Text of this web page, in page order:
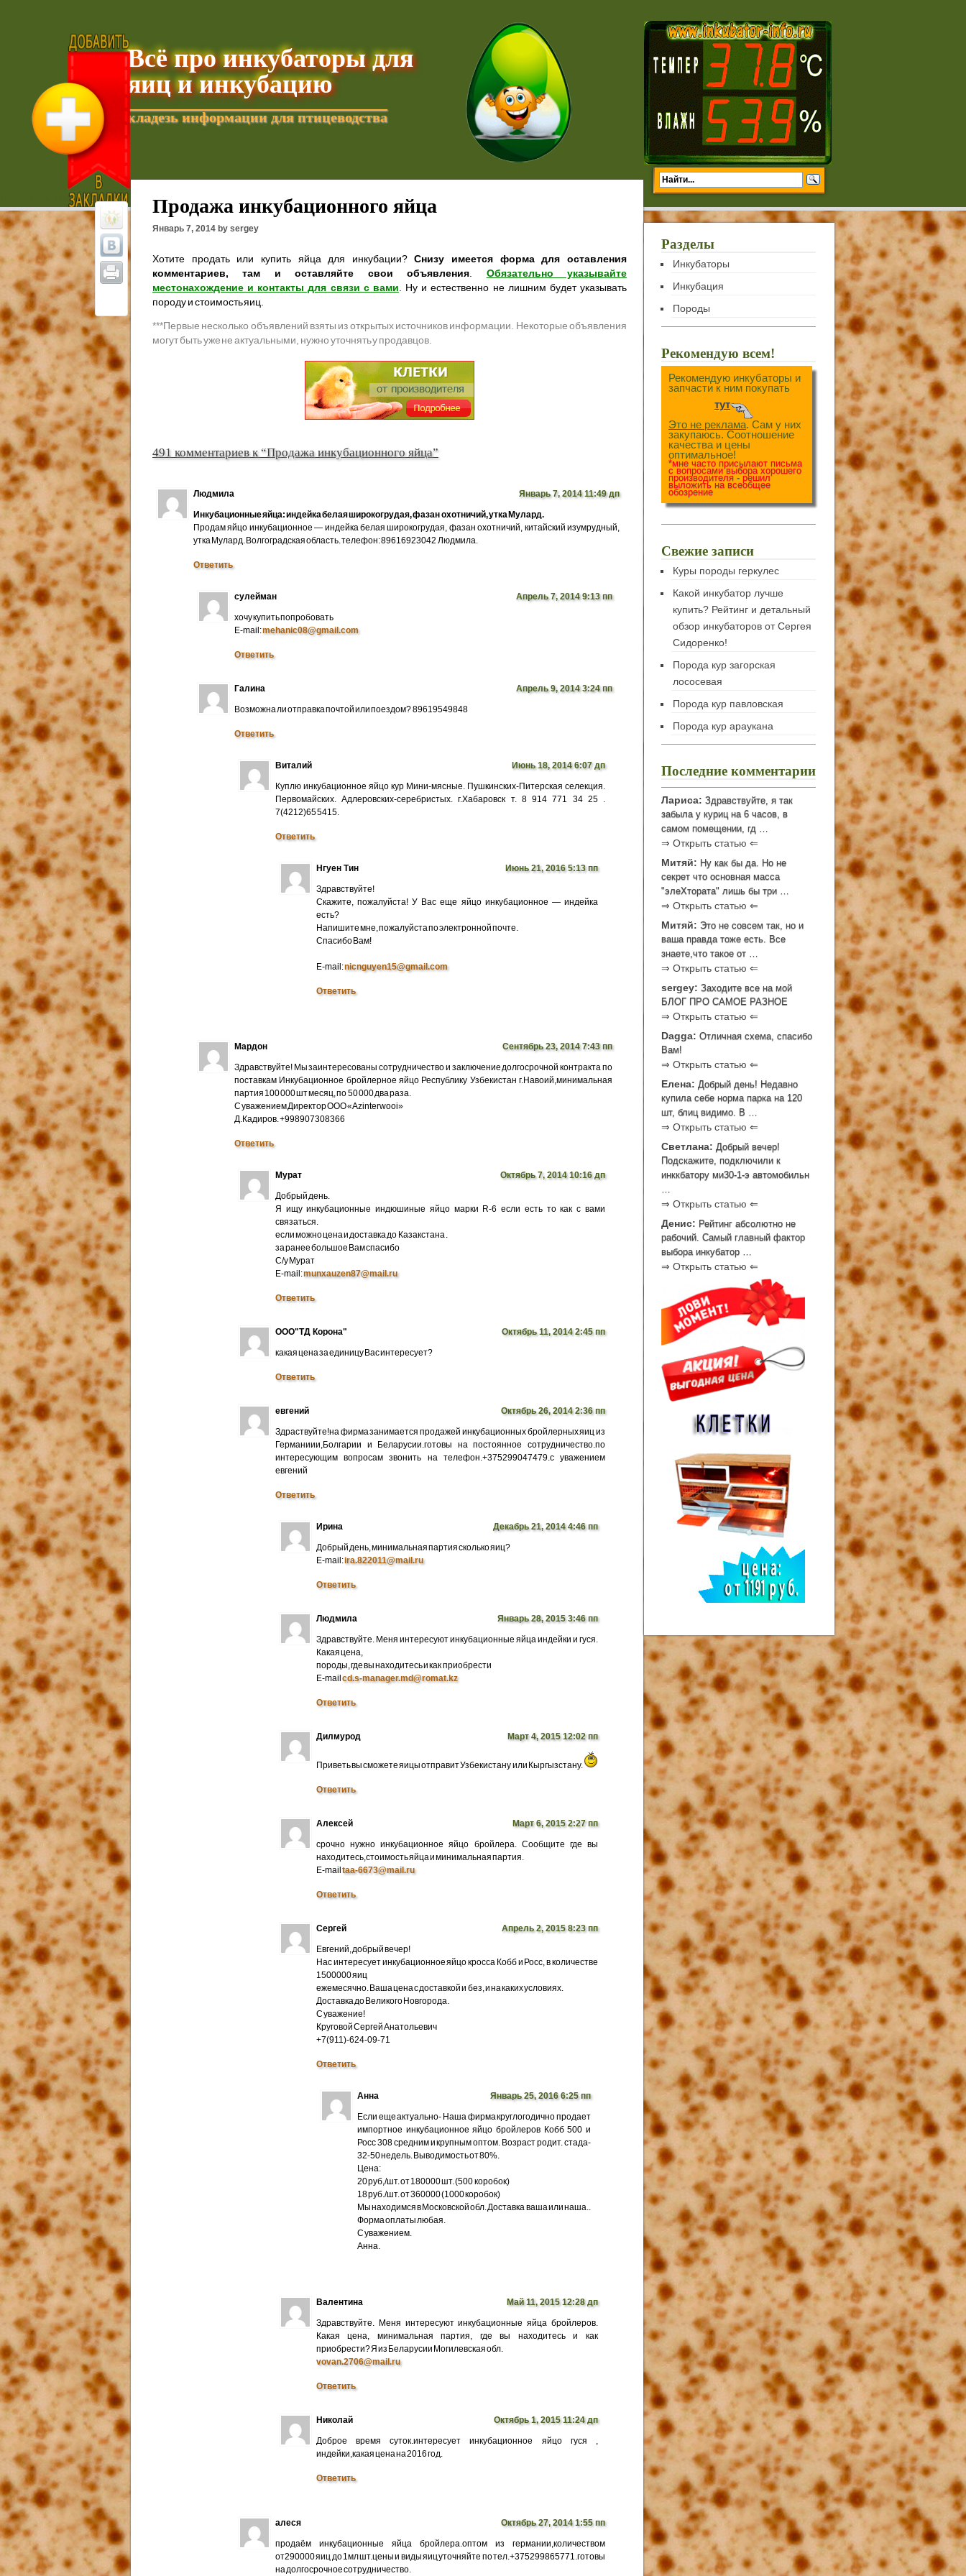
Всё про инкубаторы для
яиц и инкубацию
кладезь информации для птицеводства
Добавить текущую страницу в ИзбранноеПродажа инкубационного яйца
Январь 7, 2014 by sergey
Хотите продать или купить яйца для инкубации?Снизу имеется форма для оставления
комментариев, там и оставляйте свои объявления
Обязательно указывайте
местонахождение и контакты для связи с вами . Ну и естественно не лишним будет указывать
породу и стоимость яиц.
***Первые несколько объявлений взяты из открытых источников информации. Некоторые объявления
могут быть уже не актуальными, нужно уточнять у продавцов.
491 комментариев к “Продажа инкубационного яйца”
Людмила Январь 7, 2014 11:49 дп
Инкубационные яйца: индейка белая широкогрудая, фазан охотничий, утка Мулард.
Продам яйцо инкубационное — индейка белая широкогрудая, фазан охотничий, китайский изумрудный,
утка Мулард. Волгоградская область. телефон: 89616923042 Людмила.
Ответить
сулейман Апрель 7, 2014 9:13 пп
хочу купить попробовать
E-mail:mehanic08@gmail.com
Ответить
Галина Апрель 9, 2014 3:24 пп
Возможна ли отправка почтой или поездом? 89619549848
Ответить
Виталий Июнь 18, 2014 6:07 дп
Куплю инкубационное яйцо кур Мини-мясные. Пушкинских-Питерская селекция.
Первомайских. Адлеровских-серебристых. г.Хабаровск т. 8 914 771 34 25 .
7(4212)65 5415.
Ответить
Нгуен Тин Июнь 21, 2016 5:13 пп
Здравствуйте!
Скажите, пожалуйста! У Вас еще яйцо инкубационное — индейка
есть?
Напишите мне, пожалуйста по электронной почте.
Cпасибо Вам!
E-mail:nicnguyen15@gmail.com
Ответить
Мардон Сентябрь 23, 2014 7:43 пп
Здравствуйте! Мы заинтересованы сотрудничество и заключение долгосрочной контракта по
поставкам Инкубационное бройлерное яйцо Республику Узбекистан г.Навоий,минимальная
партия 100 000 шт месяц, по 50 000 два раза.
С уважением Директор ООО «Azinterwooi»
Д.Кадиров. +998907308366
Ответить
Мурат Октябрь 7, 2014 10:16 дп
Добрый день.
Я ищу инкубационные индюшиные яйцо марки R-6 если есть то как с вами
связаться.
если можно цена и доставка до Казакстана .
за ранее большое Вам спасибо
С/у Мурат
E-mail:munxauzen87@mail.ru
Ответить
ООО"ТД Корона" Октябрь 11, 2014 2:45 пп
какая цена за единицу Вас интересует?
Ответить
евгений Октябрь 26, 2014 2:36 пп
Здраствуйте!на фирма занимается продажей инкубационных бройлерных яиц из
Германиии,Болгарии и Беларусии.готовы на постоянное сотрудничество.по
интересующим вопросам звонить на телефон.+375299047479.с уважением
евгений
Ответить
Ирина Декабрь 21, 2014 4:46 пп
Добрый день, минимальная партия сколько яиц?
E-mail:ira.822011@mail.ru
Ответить
Людмила Январь 28, 2015 3:46 пп
Здравствуйте. Меня интересуют инкубационные яйца индейки и гуся.
Какая цена,
породы, где вы находитесь и как приобрести
E-mailcd.s-manager.md@romat.kz
Ответить
Дилмурод Март 4, 2015 12:02 пп
Приветь вы сможете яицы отправит Узбекистану или Кыргызстану.
Ответить
Алексей Март 6, 2015 2:27 пп
срочно нужно инкубационное яйцо бройлера. Сообщите где вы
находитесь,стоимость яйца и минимальная партия.
E-mailtaa-6673@mail.ru
Ответить
Сергей Апрель 2, 2015 8:23 пп
Евгений, добрый вечер!
Нас интересует инкубационное яйцо кросса Кобб и Росс, в количестве
1500000 яиц
ежемесячно. Ваша цена с доставкой и без, и на каких условиях.
Доставка до Великого Новгорода.
С уважение!
Круговой Сергей Анатольевич
+7(911)-624-09-71
Ответить
Анна Январь 25, 2016 6:25 пп
Если еще актуально- Наша фирма круглогодично продает
импортное инкубационное яйцо бройлеров Кобб 500 и
Росс 308 средним и крупным оптом. Возраст родит. стада-
32-50 недель. Выводимость от 80%.
Цена:
20 руб,/шт. от 180000 шт. (500 коробок)
18 руб./шт. от 360000 (1000 коробок)
Мы находимся в Московской обл. Доставка ваша или наша..
Форма оплаты любая.
С уважением.
Анна.
Валентина Май 11, 2015 12:28 дп
Здравствуйте. Меня интересуют инкубационные яйца бройлеров.
Какая цена, минимальная партия, где вы находитесь и как
приобрести? Я из Беларусии Могилевская обл.
vovan.2706@mail.ru
Ответить
Николай Октябрь 1, 2015 11:24 дп
Доброе время суток.интересует инкубационное яйцо гуся ,
индейки,какая цена на 2016 год.
Ответить
алеся Октябрь 27, 2014 1:55 пп
продаём инкубационные яйца бройлера.оптом из германии,количеством
от290000 яиц до 1мл шт.цены и виды яиц уточняйте по тел.+375299865771.готовы
на долгосрочное сотрудничество.
Разделы
Инкубаторы
Инкубация
Породы
Рекомендую всем!
Рекомендую инкубаторы и
запчасти к ним покупать
тут
Это не реклама. Сам у них
закупаюсь. Соотношение
качества и цены
оптимальное!
*мне часто присылают письма
с вопросами выбора хорошего
производителя - решил
выложить на всеобщее
обозрение
Свежие записи
Куры породы геркулес
Какой инкубатор лучше
купить? Рейтинг и детальный
обзор инкубаторов от Сергея
Сидоренко!
Порода кур загорская
лососевая
Порода кур павловская
Порода кур араукана
Последние комментарии
Лариса: Здравствуйте, я так
забыла у куриц на 6 часов, в
самом помещении, гд …
⇒ Открыть статью ⇐
Митяй: Ну как бы да. Но не
секрет что основная масса
"элеХтората" лишь бы три …
⇒ Открыть статью ⇐
Митяй: Это не совсем так, но и
ваша правда тоже есть. Все
знаете,что такое от …
⇒ Открыть статью ⇐
sergey: Заходите все на мой
БЛОГ ПРО САМОЕ РАЗНОЕ
⇒ Открыть статью ⇐
Dagga: Отличная схема, спасибо
Вам!
⇒ Открыть статью ⇐
Елена: Добрый день! Недавно
купила себе норма парка на 120
шт, блиц видимо. В …
⇒ Открыть статью ⇐
Светлана: Добрый вечер!
Подскажите, подключили к
инккбатору ми30-1-э автомобильн
…
⇒ Открыть статью ⇐
Денис: Рейтинг абсолютно не
рабочий. Самый главный фактор
выбора инкубатор …
⇒ Открыть статью ⇐